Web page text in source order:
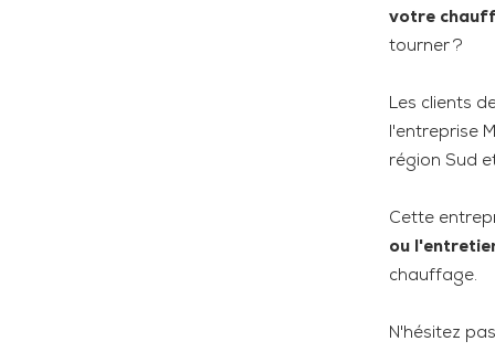
votre
tourner ?
Les clients
l'entreprise
région Sud
Cette
ou
chauffage.
N'hésitez